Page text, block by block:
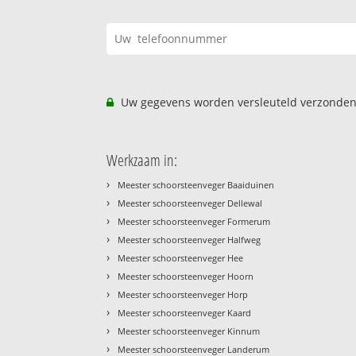
Uw gegevens worden versleuteld
Werkzaam in:
› Meester schoorsteenveger Baaiduinen
› Meester schoorsteenveger Dellewal
› Meester schoorsteenveger Formerum
› Meester schoorsteenveger Halfweg
› Meester schoorsteenveger Hee
› Meester schoorsteenveger Hoorn
› Meester schoorsteenveger Horp
› Meester schoorsteenveger Kaard
› Meester schoorsteenveger Kinnum
› Meester schoorsteenveger Landerum